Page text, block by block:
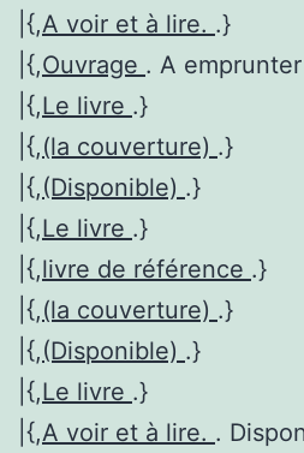
|{,A voir et à lire. .}
|{,Ouvrage . A
|{,Le livre .}
|{,(la couverture) .}
|{,(Disponible) .}
|{,Le livre .}
|{,livre de référence .}
|{,(la couverture) .}
|{,(Disponible) .}
|{,Le livre .}
|{,A voir et à lire. .